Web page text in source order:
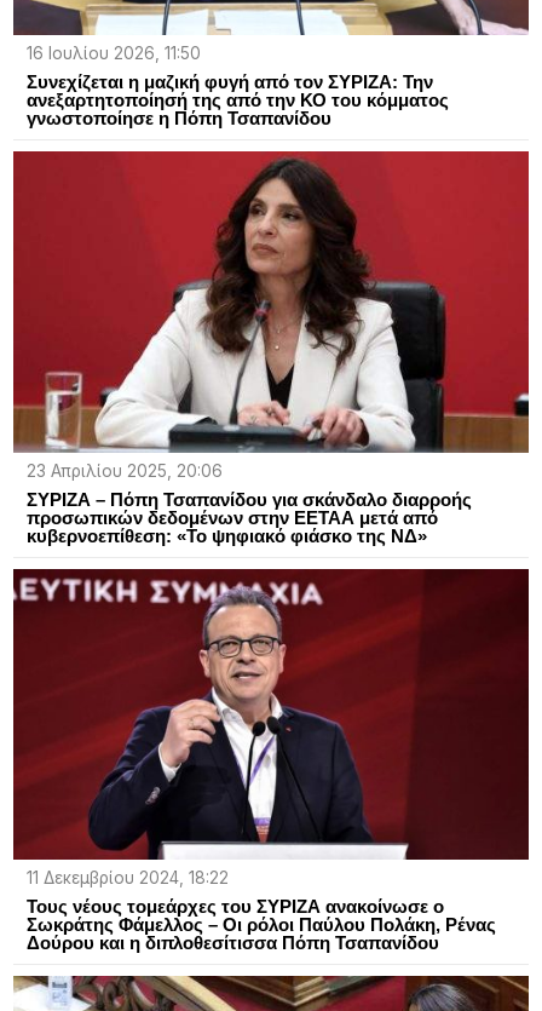
16 Ιουλίου 2026, 11:50
Συνεχίζεται η μαζική φυγή από τον ΣΥΡΙΖΑ: Την
ανεξαρτητοποίησή της από την ΚΟ του κόμματος
γνωστοποίησε η Πόπη Τσαπανίδου
23 Απριλίου 2025, 20:06
ΣΥΡΙΖΑ – Πόπη Τσαπανίδου για σκάνδαλο διαρροής
προσωπικών δεδομένων στην ΕΕΤΑΑ μετά από
κυβερνοεπίθεση: «Το ψηφιακό φιάσκο της ΝΔ»
11 Δεκεμβρίου 2024, 18:22
Τους νέους τομεάρχες του ΣΥΡΙΖΑ ανακοίνωσε ο
Σωκράτης Φάμελλος – Οι ρόλοι Παύλου Πολάκη, Ρένας
Δούρου και η διπλοθεσίτισσα Πόπη Τσαπανίδου